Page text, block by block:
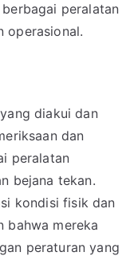
peralatan
operasional.
diakui dan
dan
peralatan
bejana tekan.
kondisi fisik dan
bahwa mereka
peraturan yang